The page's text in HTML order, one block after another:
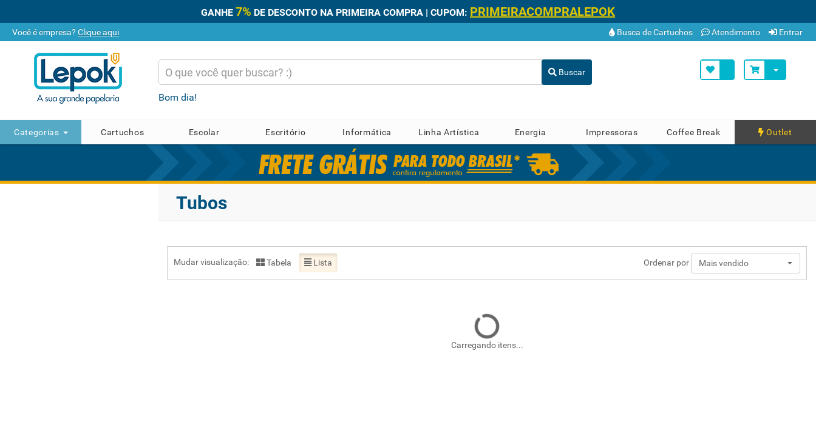
GANHE 7% DE DESCONTO NA PRIMEIRA COMPRA | CUPOM: PRIMEIRACOMPRALEPOK
Você é empresa? Clique aqui Busca de Cartuchos Atendimento Entrar
Buscar
Bom dia!
Categorias Cartuchos Escolar Escritório Informática Linha Artística Energia Impressoras Coffee Break Outlet
Tubos
Mudar visualização: Tabela Lista Ordenar por Mais vendido
Carregando itens...